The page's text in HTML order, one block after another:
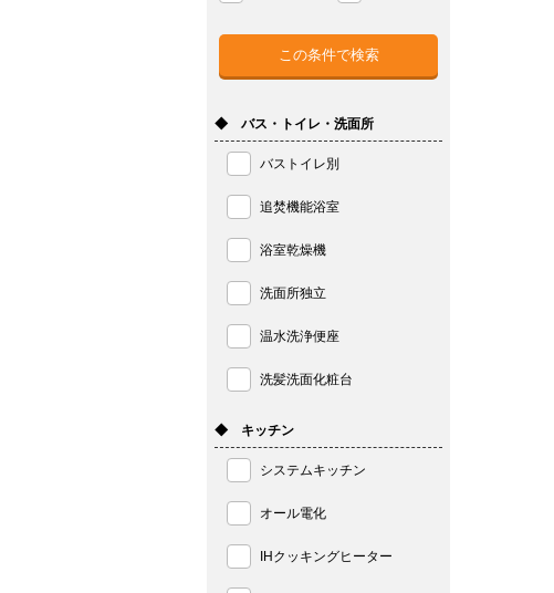
◆ バス・トイレ・洗面所
バストイレ別
追焚機能浴室
浴室乾燥機
洗面所独立
温水洗浄便座
洗髪洗面化粧台
◆ キッチン
システムキッチン
オール電化
IHクッキングヒーター